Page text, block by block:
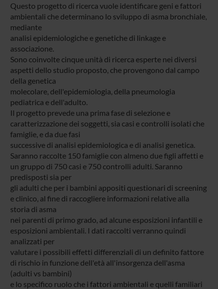
Questo progetto di ricerca vuole identificare geni e fattori
ambientali che determinano lo sviluppo di asma bronchiale,
mediante
analisi epidemiologiche e genetiche di linkage e
associazione.
Sono coinvolte cinque unità di ricerca esperte nei diversi
aspetti dello studio proposto, che provengono dal campo
della genetica
molecolare, dell'epidemiologia, della pneumologia
pediatrica e dell'adulto.
Il progetto prevede una prima fase di selezione e
caratterizzazione dei soggetti, sia casi e controlli isolati che
famiglie, e da due fasi
successive di analisi epidemiologica e di analisi genetica.
Saranno raccolte 150 famiglie con almeno due figli affetti e
un gruppo di 750 casi e 750 controlli adulti. Saranno
predisposti sia per
gli adulti che per i bambini appositi questionari di screening
e clinico, al fine di raccogliere informazioni relative alla
storia di asma
nei parenti di primo grado, ad alcune esposizioni infantili e
esposizioni ambientali. I dati raccolti verranno quindi
analizzati per
valutare i possibili effetti differenziali di un definito fattore
di rischio in funzione dell'età all'insorgenza dell'asma
(adulti vs bambini)
e lo specifico ruolo che i fattori ambientali e quelli familiari